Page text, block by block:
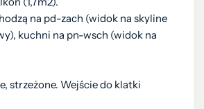
na pd-zach (widok na skyline
kuchni na pn-wsch (widok na
strzeżone. Wejście do klatki